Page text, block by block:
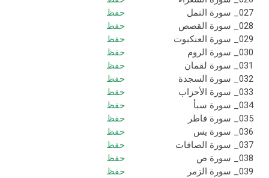
027_ سورة النمل
حفظ
028_ سورة القصص
حفظ
029_ سورة العنكبوت
حفظ
030_ سورة الروم
حفظ
031_ سورة لقمان
حفظ
032_ سورة السجدة
حفظ
033_ سورة الأحزاب
حفظ
034_ سورة سبأ
حفظ
035_ سورة فاطر
حفظ
036_ سورة يس
حفظ
037_ سورة الصافات
حفظ
038_ سورة ص
حفظ
039_ سورة الزمر
حفظ